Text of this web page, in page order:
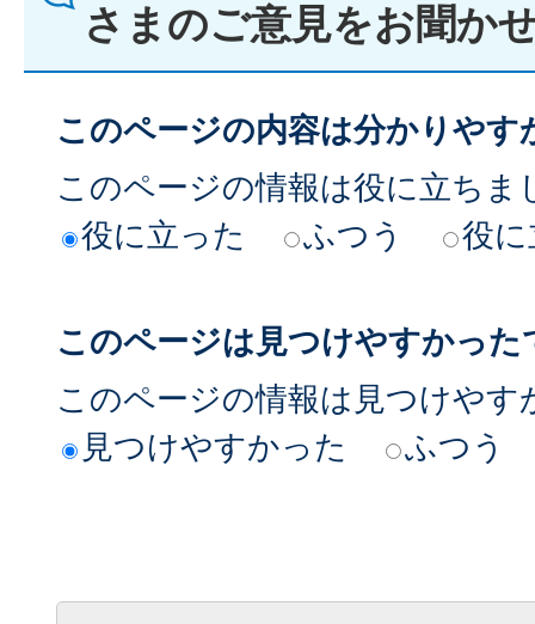
さまのご意見をお聞か
このページの内容は分かりやす
このページの情報は役に立ちま
役に立った
ふつう 役
このページは見つけやすかった
このページの情報は見つけやす
見つけやすかった
ふつう